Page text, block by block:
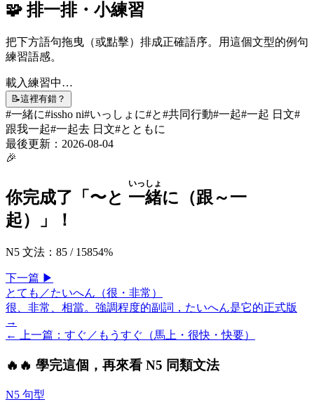
🧩 排一排・小練習
把下方語句拖曳（或點擊）排成正確語序。用這個文型的例句
練習語感。
載入練習中…
📝這裡有錯？
#一緒に#issho ni#いっしょに#と#共同行動#一起#一起 日文#
跟我一起#一起去 日文#とともに
最後更新： 2026-08-04
🎉
你完成了「 〜と 一緒
いっしょ
に（跟～一
起）
」！
N5 文法 ： 85 / 15854%
下一篇 ▶
とても／たいへん（很・非常）
很、非常、相當。強調程度的副詞，たいへん是它的正式版
→
← 上一篇 ： すぐ／もうすぐ（馬上・很快・快要）
🔥 🔥 學完這個，再來看 N5 同類文法
N5 句型